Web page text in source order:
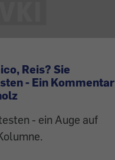
Reis? Sie
- Ein Kommentar
- ein Auge auf